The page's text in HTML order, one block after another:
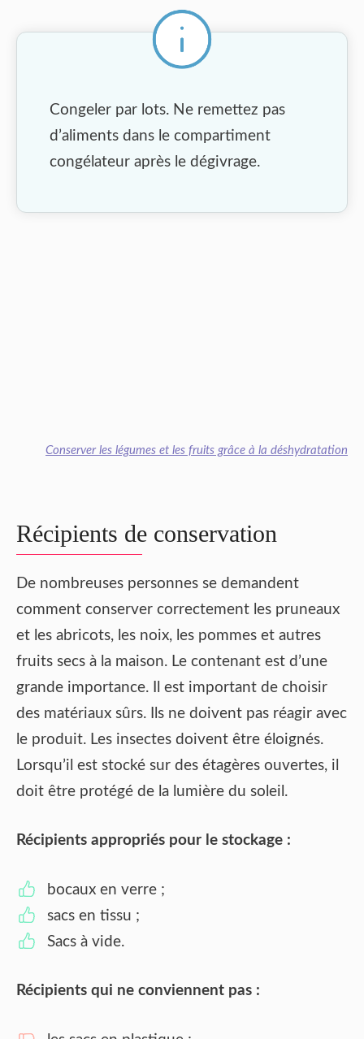
Congeler par lots. Ne remettez pas
d’aliments dans le compartiment
congélateur après le dégivrage.
Conserver les légumes et les fruits grâce à la déshydratation
Récipients de conservation
De nombreuses personnes se demandent
comment conserver correctement les pruneaux
et les abricots, les noix, les pommes et autres
fruits secs à la maison. Le contenant est d’une
grande importance. Il est important de choisir
des matériaux sûrs. Ils ne doivent pas réagir avec
le produit. Les insectes doivent être éloignés.
Lorsqu’il est stocké sur des étagères ouvertes, il
doit être protégé de la lumière du soleil.
Récipients appropriés pour le stockage :
bocaux en verre ;
sacs en tissu ;
Sacs à vide.
Récipients qui ne conviennent pas :